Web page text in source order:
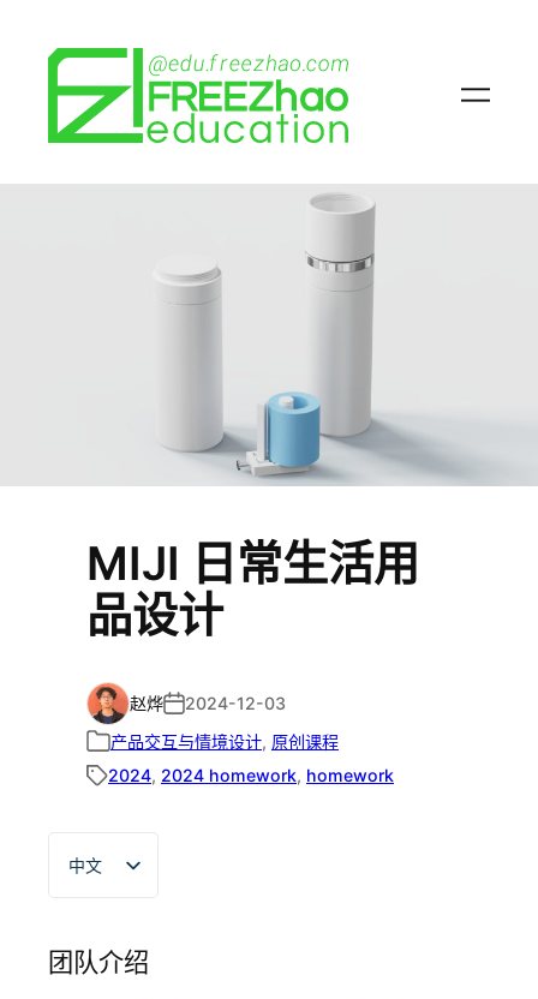
MIJI 日常生活用
品设计
赵烨
2024-12-03
产品交互与情境设计, 原创课程
2024, 2024 homework, homework
中文
English
团队介绍